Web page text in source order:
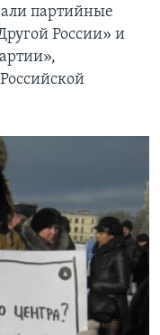
партийные
России» и